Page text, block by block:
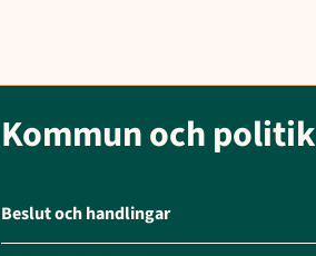
Kommun och politik
Beslut och handlingar